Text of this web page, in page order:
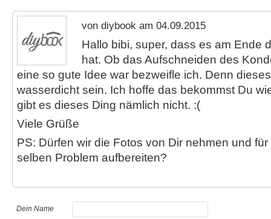
von diybook am 04.09.2015
Hallo bibi, super, dass es am Ende
hat. Ob das Aufschneiden des
eine so gute Idee war bezweifle ich. Denn
wasserdicht sein. Ich hoffe das bekommst Du
gibt es dieses Ding nämlich nicht. :(
Viele Grüße
PS: Dürfen wir die Fotos von Dir nehmen und
selben Problem aufbereiten?
Dein Name